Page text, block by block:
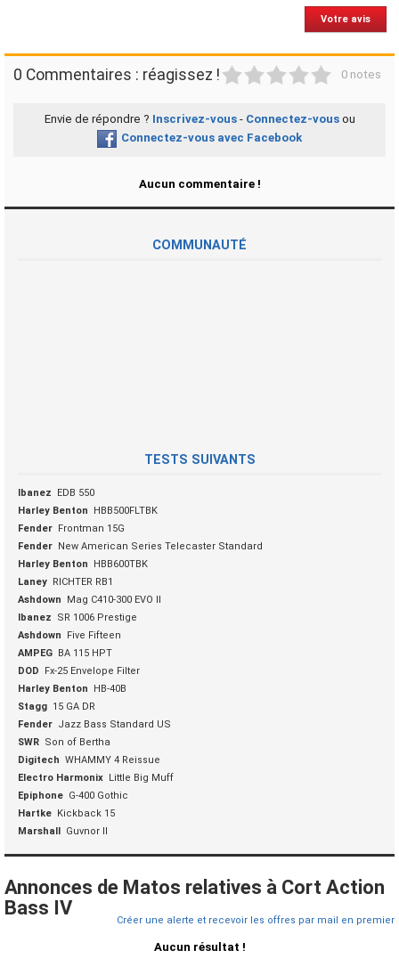
Votre avis
0 Commentaires : réagissez ! 0 notes
Envie de répondre ? Inscrivez-vous- Connectez-vousou
Connectez-vous avec Facebook
Aucun commentaire !
COMMUNAUTÉ
TESTS SUIVANTS
Ibanez
EDB 550
Harley Benton
HBB500FLTBK
Fender Frontman 15G
Fender New American Series Telecaster Standard
Harley Benton
HBB600TBK
Laney RICHTER RB1
Ashdown
Mag C410-300 EVO II
Ibanez
SR 1006 Prestige
Ashdown
Five Fifteen
AMPEG BA 115 HPT
DOD
Fx-25 Envelope Filter
Harley Benton
HB-40B
Stagg 15 GA DR
Fender Jazz Bass Standard US
SWR Son of Bertha
Digitech WHAMMY 4 Reissue
Electro Harmonix Little Big Muff
Epiphone G-400 Gothic
Hartke Kickback 15
Marshall Guvnor II
Annonces de Matos relatives à Cort Action
Bass IV
Créer une alerte et recevoir les offres par mail en premier
Aucun résultat !